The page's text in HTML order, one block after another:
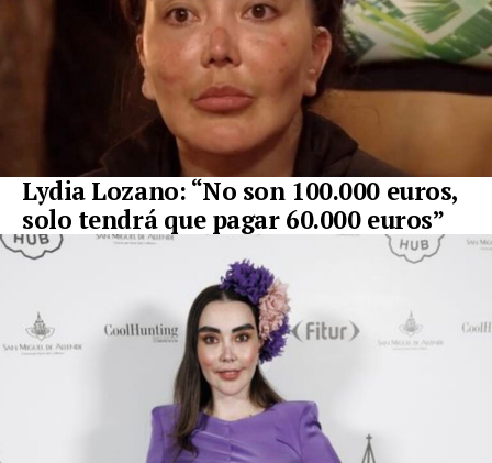
Lydia Lozano: “No son 100.000 euros,
solo tendrá que pagar 60.000 euros”